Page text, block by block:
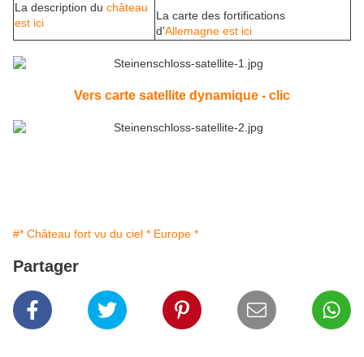
La description du château
est ici
La carte des fortifications
d'Allemagne est ici
Vers carte satellite dynamique - clic
#* Château fort vu du ciel * Europe *
Partager